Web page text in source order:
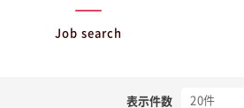
Job search
表示件数